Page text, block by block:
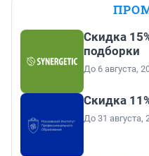
Скидка
подборки
До 6 августа,
Скидка
До 31 августа,